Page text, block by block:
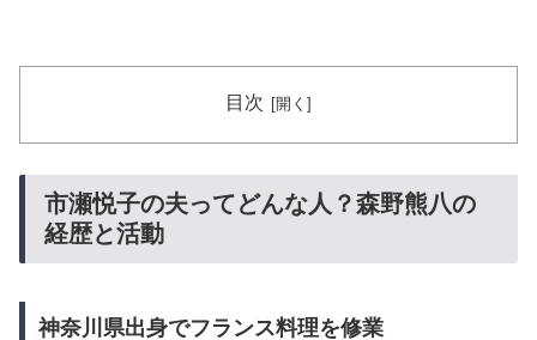
目次
市瀬悦子の夫ってどんな人？森野熊八の
経歴と活動
神奈川県出身でフランス料理を修業